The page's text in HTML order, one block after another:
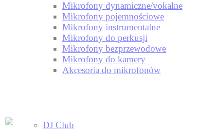
Mikrofony dynamiczne/vokalne
Mikrofony pojemnościowe
Mikrofony instrumentalne
Mikrofony do perkusji
Mikrofony bezprzewodowe
Mikrofony do kamery
Akcesoria do mikrofonów
DJ Club